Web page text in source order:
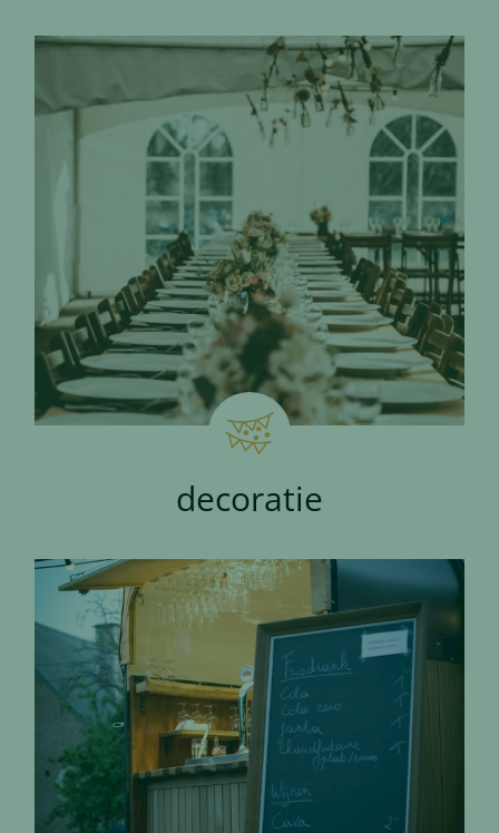
decoratie